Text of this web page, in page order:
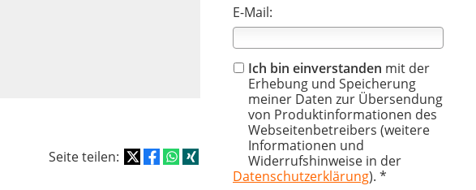
E-Mail:
Ich bin einverstanden mit der
Erhebung und Speicherung
meiner Daten zur Übersendung
von Produktinformationen des
Webseitenbetreibers (weitere
Informationen und
Widerrufshinweise in der
Datenschutzerklärung). *
Seite teilen: